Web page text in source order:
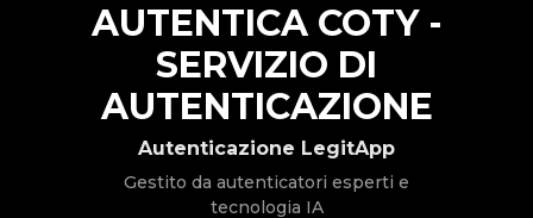
Autenticazione LegitApp
Gestito da autenticatori esperti e
tecnologia IA
AUTENTICA COTY-
SERVIZIO DI
AUTENTICAZIONE